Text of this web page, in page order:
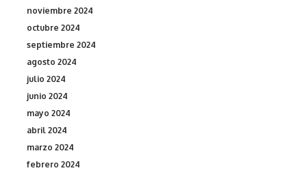
noviembre 2024
octubre 2024
septiembre 2024
agosto 2024
julio 2024
junio 2024
mayo 2024
abril 2024
marzo 2024
febrero 2024